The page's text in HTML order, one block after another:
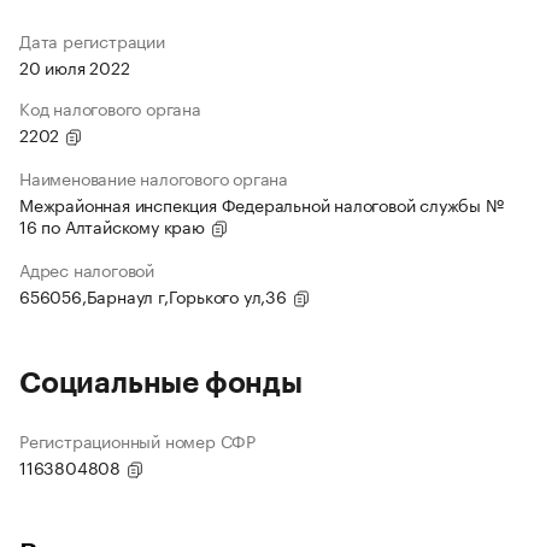
Дата регистрации
20 июля 2022
Код налогового органа
2202
Наименование налогового органа
Межрайонная инспекция Федеральной налоговой службы №
16 по Алтайскому краю
Адрес налоговой
656056,Барнаул г,Горького ул,36
Социальные фонды
Регистрационный номер СФР
1163804808